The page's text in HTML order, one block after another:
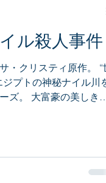
ル殺人事件
・クリスティ原作。 “
プトの神秘ナイル川
ズ。 大富豪の美しき